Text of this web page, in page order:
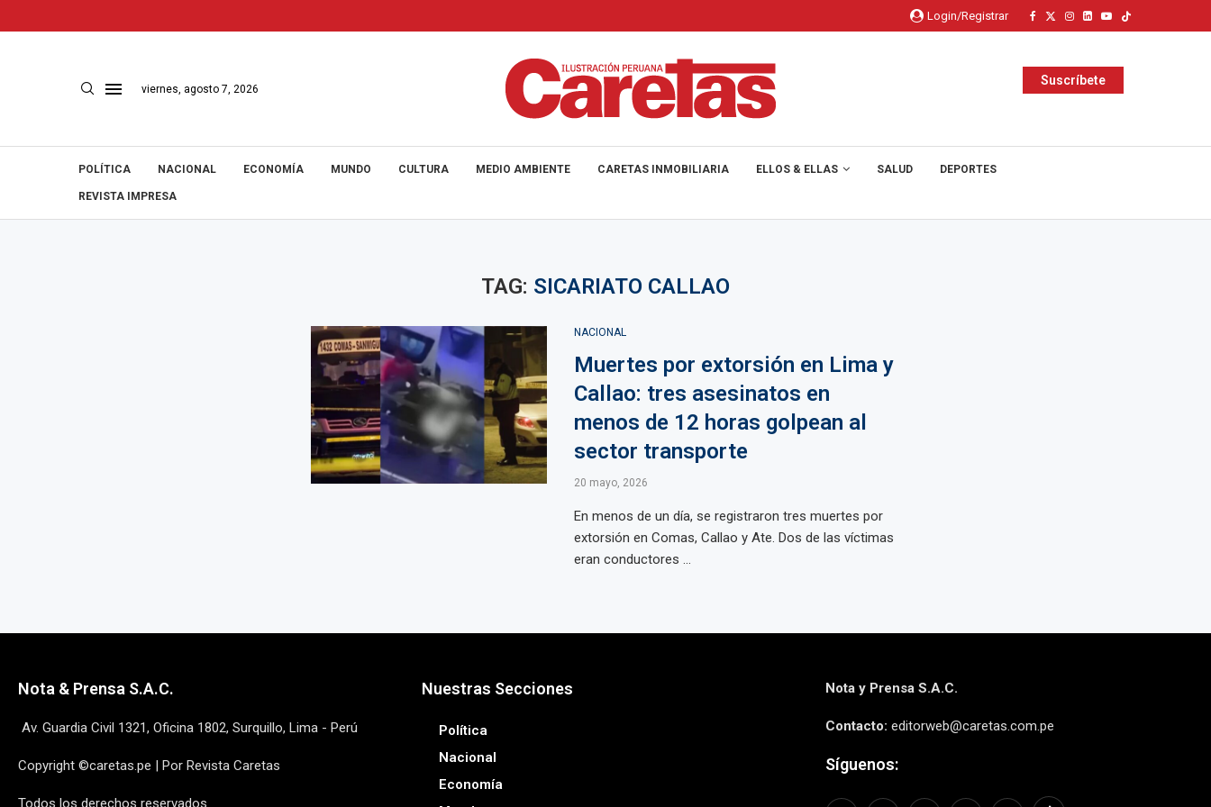
Login/Registrar
viernes, agosto 7, 2026
Suscríbete
POLÍTICA NACIONAL ECONOMÍA MUNDO CULTURA MEDIO AMBIENTE CARETAS INMOBILIARIA ELLOS & ELLAS SALUD DEPORTES
REVISTA IMPRESA
TAG: SICARIATO CALLAO
NACIONAL
Muertes por extorsión en Lima y
Callao: tres asesinatos en
menos de 12 horas golpean al
sector transporte
20 mayo, 2026
En menos de un día, se registraron tres muertes por
extorsión en Comas, Callao y Ate. Dos de las víctimas
eran conductores ...
Nota & Prensa S.A.C.
Av. Guardia Civil 1321, Oficina 1802, Surquillo, Lima - Perú
Copyright ©caretas.pe | Por Revista Caretas
Todos los derechos reservados
Nuestras Secciones
Política
Nacional
Economía
Nota y Prensa S.A.C.
Contacto: editorweb@caretas.com.pe
Síguenos: